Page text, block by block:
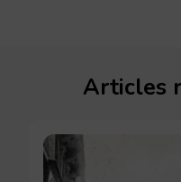
Articles